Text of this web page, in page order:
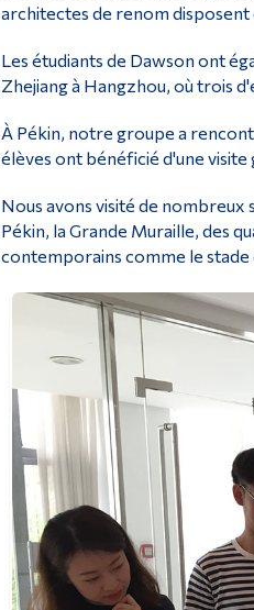
architectes de renom disposent
Les étudiants de Dawson ont
Zhejiang à Hangzhou, où trois
À Pékin, notre groupe a
élèves ont bénéficié d'une
Nous avons visité de nombreux
Pékin, la Grande Muraille, des
contemporains comme le